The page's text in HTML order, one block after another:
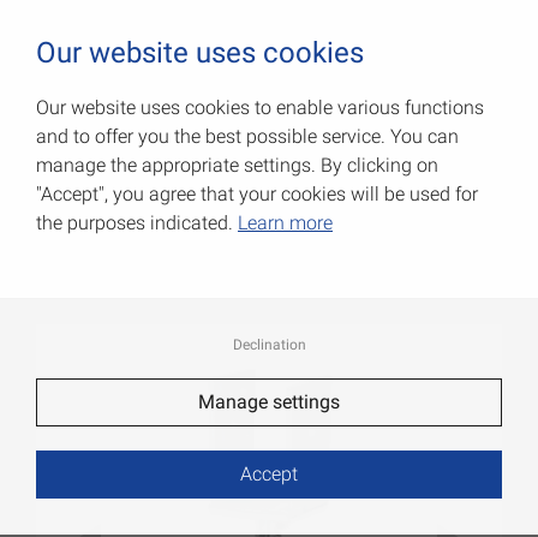
Регулируемые опорные
башмаки
Артикул: 071325000CE
Our website uses cookies
Our website uses cookies to enable various functions
and to offer you the best possible service. You can
manage the appropriate settings. By clicking on
"Accept", you agree that your cookies will be used for
the purposes indicated. Learn more
Declination
Manage settings
Accept